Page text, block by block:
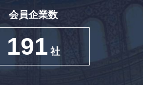
会員企業数
191 社